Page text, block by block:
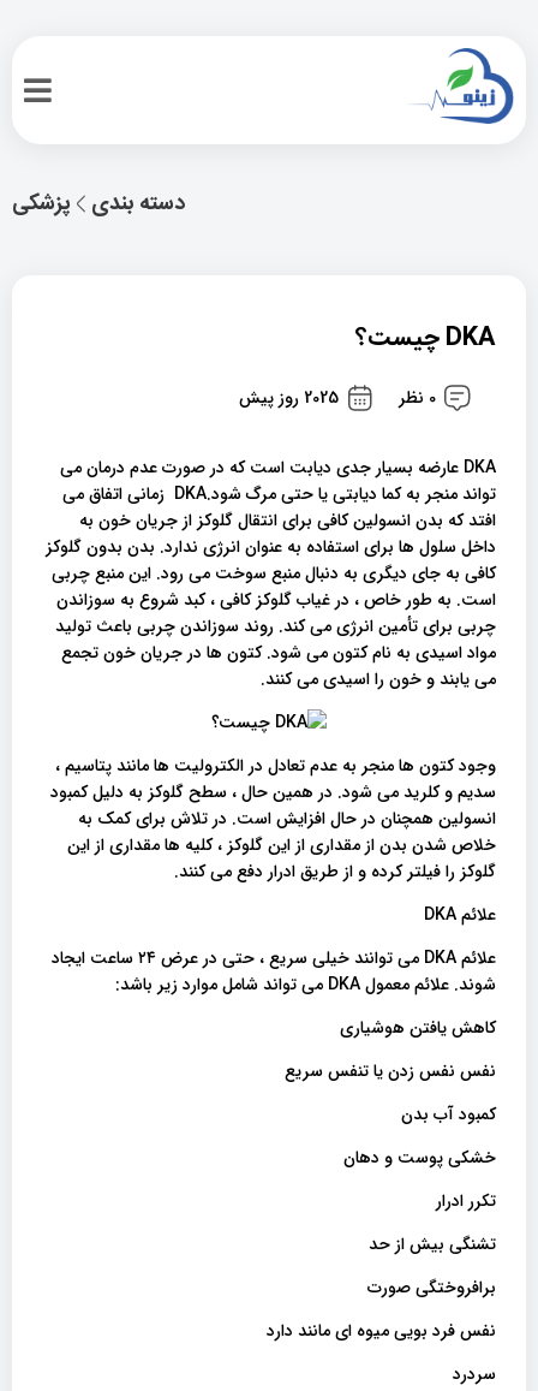
پزشکی دسته بندی
DKA چیست؟
0 نظر 2025 روز پیش
DKA عارضه بسیار جدی دیابت است که در صورت عدم درمان می
تواند منجر به کما دیابتی یا حتی مرگ شود.DKA زمانی اتفاق می
افتد که بدن انسولین کافی برای انتقال گلوکز از جریان خون به
داخل سلول ها برای استفاده به عنوان انرژی ندارد. بدن بدون گلوکز
کافی به جای دیگری به دنبال منبع سوخت می رود. این منبع چربی
است. به طور خاص ، در غیاب گلوکز کافی ، کبد شروع به سوزاندن
چربی برای تأمین انرژی می کند. روند سوزاندن چربی باعث تولید
مواد اسیدی به نام کتون می شود. کتون ها در جریان خون تجمع
می یابند و خون را اسیدی می کنند.
وجود کتون ها منجر به عدم تعادل در الکترولیت ها مانند پتاسیم ،
سدیم و کلرید می شود. در همین حال ، سطح گلوکز به دلیل کمبود
انسولین همچنان در حال افزایش است. در تلاش برای کمک به
خلاص شدن بدن از مقداری از این گلوکز ، کلیه ها مقداری از این
گلوکز را فیلتر کرده و از طریق ادرار دفع می کنند.
علائم DKA
علائم DKA می توانند خیلی سریع ، حتی در عرض ۲۴ ساعت ایجاد
شوند. علائم معمول DKA می تواند شامل موارد زیر باشد:
کاهش یافتن هوشیاری
نفس نفس زدن یا تنفس سریع
کمبود آب بدن
خشکی پوست و دهان
تکرر ادرار
تشنگی بیش از حد
برافروختگی صورت
نفس فرد بویی میوه ای مانند دارد
سردرد